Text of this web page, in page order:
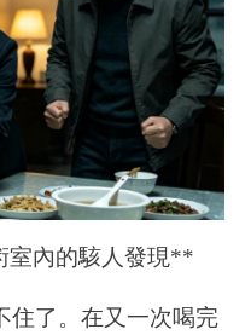
室內的駭人發現**
住了。在又一次喝完